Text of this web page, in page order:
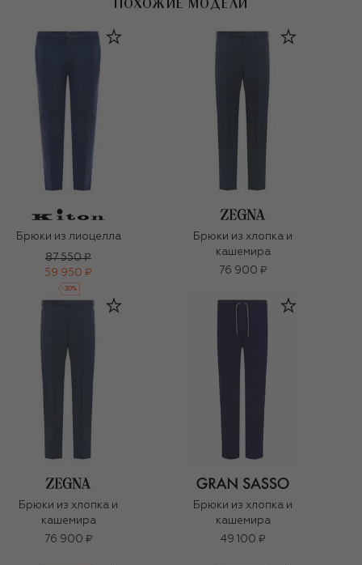
ПОХОЖИЕ МОДЕЛИ
Брюки из лиоцелла
87 550 ₽
59 950 ₽
-30%
Брюки из хлопка и
кашемира
76 900 ₽
Брюки из хлопка и
кашемира
76 900 ₽
Брюки из хлопка и
кашемира
49 100 ₽